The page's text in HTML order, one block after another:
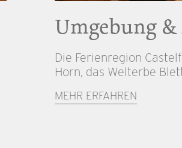
Umgebung
Die Ferienregion
Horn, das Welterbe
MEHR ERFAHREN